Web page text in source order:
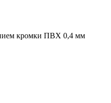
кромки ПВХ 0,4 мм